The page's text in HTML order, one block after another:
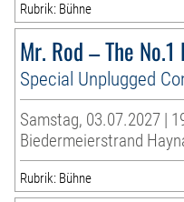
Rubrik: Bühne
Mr. Rod – The
Special Unplugged
Samstag, 03.07.2027 |
Biedermeierstrand
Rubrik: Bühne